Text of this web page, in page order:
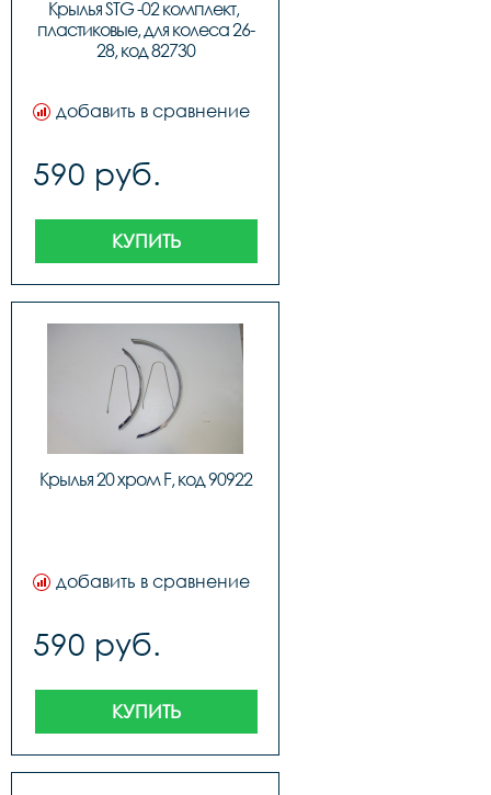
Крылья STG -02 комплект,
пластиковые, для колеса 26-
28, код 82730
добавить в сравнение
590 руб.
КУПИТЬ
Крылья 20 хром F, код 90922
добавить в сравнение
590 руб.
КУПИТЬ